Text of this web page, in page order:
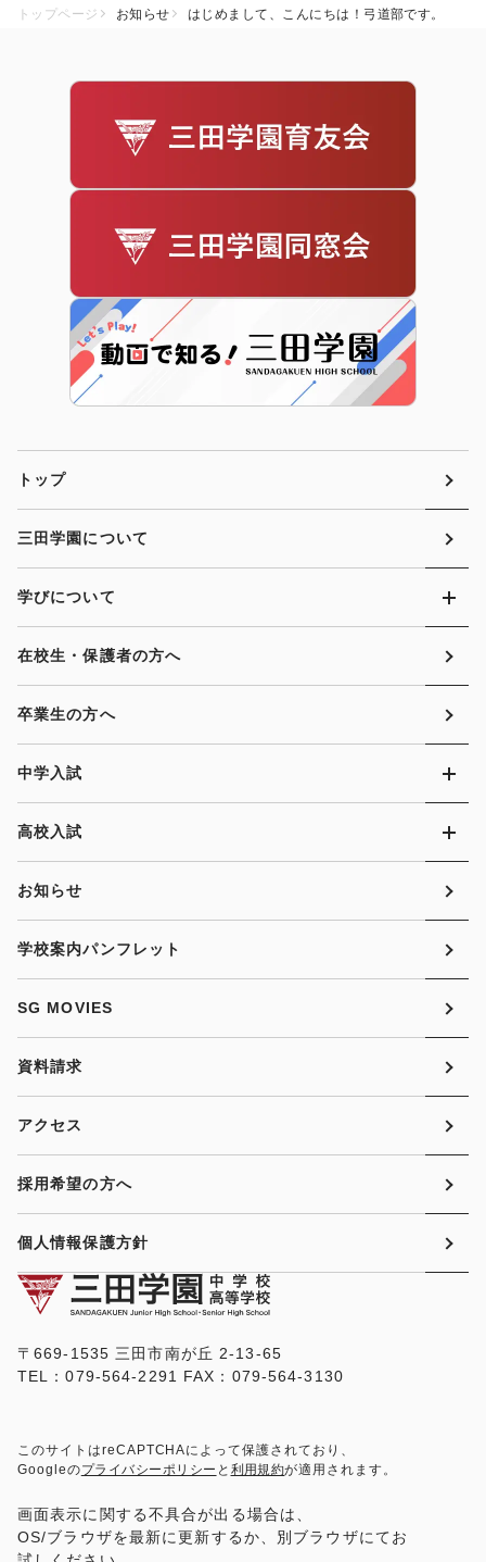
トップページ お知らせ はじめまして、こんにちは！弓道部です。
〒669-1535 三田市南が丘 2-13-65
TEL：079-564-2291 FAX：079-564-3130
このサイトはreCAPTCHAによって保護されており、
Googleのプライバシーポリシー と 利用規約が適用されます。
画面表示に関する不具合が出る場合は、
OS/ブラウザを最新に更新するか、別ブラウザにてお
トップ
三田学園について
学びについて
在校生・保護者の方へ
卒業生の方へ
中学入試
高校入試
お知らせ
学校案内パンフレット
SG MOVIES
資料請求
アクセス
採用希望の方へ
個人情報保護方針